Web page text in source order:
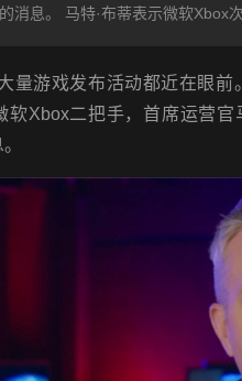
消息。 马特·布蒂表示微软Xbox
游戏发布活动都近在眼前
软Xbox二把手，首席运营